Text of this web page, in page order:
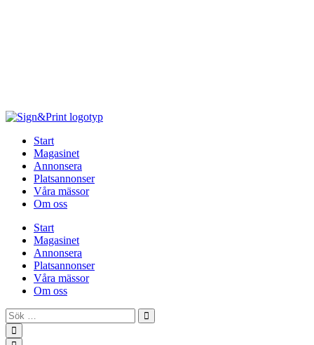
Start
Magasinet
Annonsera
Platsannonser
Våra mässor
Om oss
Start
Magasinet
Annonsera
Platsannonser
Våra mässor
Om oss
Sök
…